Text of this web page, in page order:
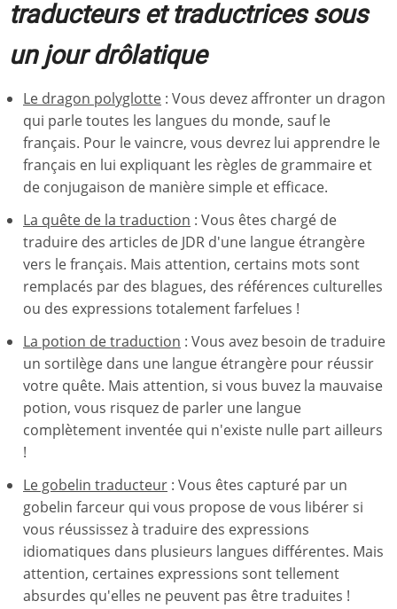
traducteurs et traductrices sous
un jour drôlatique
Le dragon polyglotte : Vous devez affronter un dragon
qui parle toutes les langues du monde, sauf le
français. Pour le vaincre, vous devrez lui apprendre le
français en lui expliquant les règles de grammaire et
de conjugaison de manière simple et efficace.
La quête de la traduction : Vous êtes chargé de
traduire des articles de JDR d'une langue étrangère
vers le français. Mais attention, certains mots sont
remplacés par des blagues, des références culturelles
ou des expressions totalement farfelues !
La potion de traduction : Vous avez besoin de traduire
un sortilège dans une langue étrangère pour réussir
votre quête. Mais attention, si vous buvez la mauvaise
potion, vous risquez de parler une langue
complètement inventée qui n'existe nulle part ailleurs
!
Le gobelin traducteur : Vous êtes capturé par un
gobelin farceur qui vous propose de vous libérer si
vous réussissez à traduire des expressions
idiomatiques dans plusieurs langues différentes. Mais
attention, certaines expressions sont tellement
absurdes qu'elles ne peuvent pas être traduites !